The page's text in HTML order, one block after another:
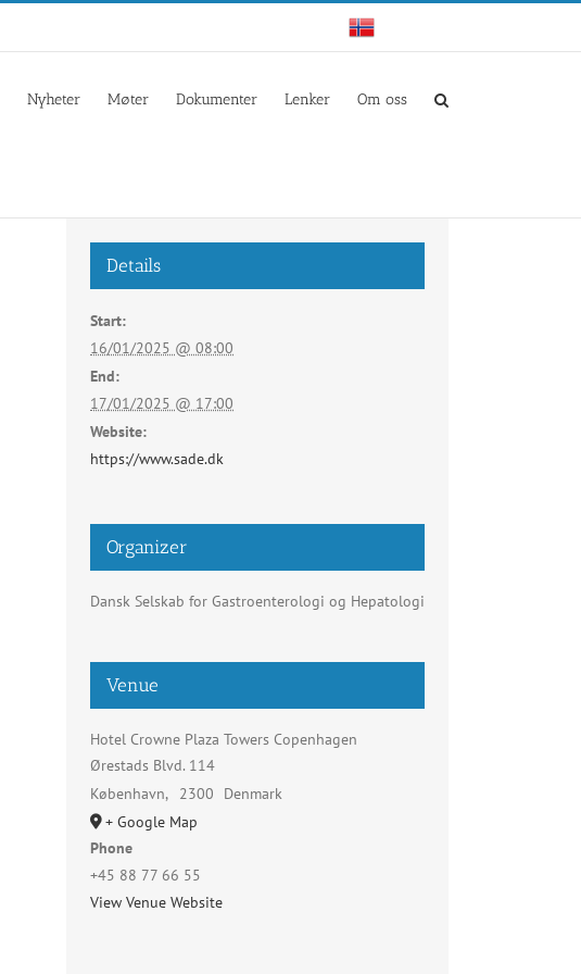
Nyheter Møter Dokumenter Lenker Om oss
Details
Start:
16/01/2025 @ 08:00
End:
17/01/2025 @ 17:00
Website:
https://www.sade.dk
Organizer
Dansk Selskab for Gastroenterologi og Hepatologi
Venue
Hotel Crowne Plaza Towers Copenhagen
Ørestads Blvd. 114
København, 2300
Denmark
+ Google Map
Phone
+45 88 77 66 55
View Venue Website